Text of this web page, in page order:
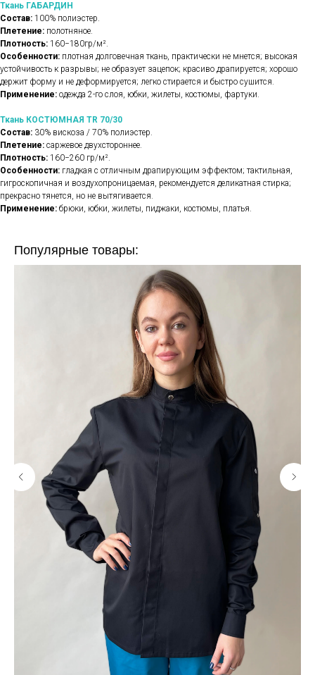
Ткань ГАБАРДИН
Состав: 100% полиэстер.
Плетение: полотняное.
Плотность: 160−180гр/м².
Особенности: плотная долговечная ткань, практически не мнется; высокая
устойчивость к разрывы; не образует зацепок; красиво драпируется; хорошо
держит форму и не деформируется; легко стирается и быстро сушится.
Применение: одежда 2-го слоя, юбки, жилеты, костюмы, фартуки.
Ткань КОСТЮМНАЯ TR 70/30
Состав: 30% вискоза / 70% полиэстер.
Плетение: саржевое двухстороннее.
Плотность: 160−260 гр/м².
Особенности: гладкая с отличным драпирующим эффектом; тактильная,
гигроскопичная и воздухопроницаемая, рекомендуется деликатная стирка;
прекрасно тянется, но не вытягивается.
Применение: брюки, юбки, жилеты, пиджаки, костюмы, платья.
Популярные товары: